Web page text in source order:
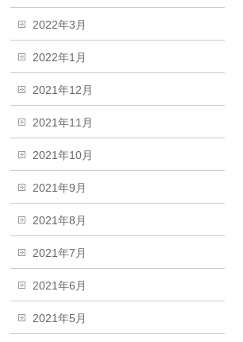
2022年3月
2022年1月
2021年12月
2021年11月
2021年10月
2021年9月
2021年8月
2021年7月
2021年6月
2021年5月